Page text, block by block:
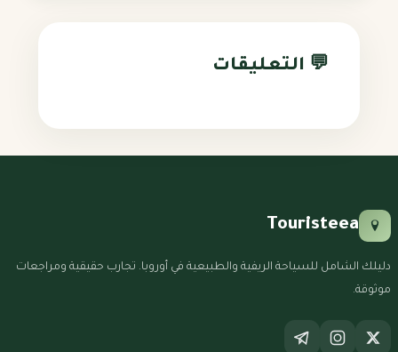
💬 التعليقات
Touristeea
دليلك الشامل للسياحة الريفية والطبيعية في أوروبا. تجارب حقيقية ومراجعات
موثوقة.